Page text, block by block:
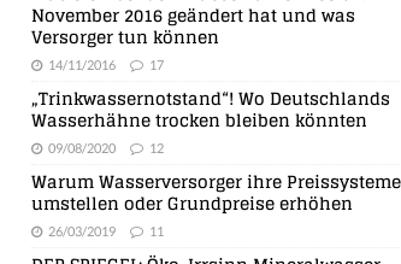
November 2016 geändert hat und was
Versorger tun können
14/11/2016 17
„Trinkwassernotstand“! Wo Deutschlands
Wasserhähne trocken bleiben könnten
09/08/2020 12
Warum Wasserversorger ihre Preissysteme
umstellen oder Grundpreise erhöhen
26/03/2019 11